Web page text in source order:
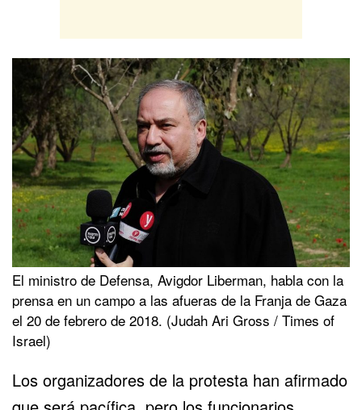
El ministro de Defensa, Avigdor Liberman, habla con la
prensa en un campo a las afueras de la Franja de Gaza
el 20 de febrero de 2018. (Judah Ari Gross / Times of
Israel)
Los organizadores de la protesta han afirmado